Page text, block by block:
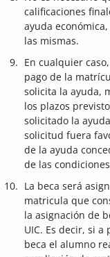
calificaciones
ayuda
las mismas.
En cualquier
pago de la
solicita la ayuda,
los plazos
solicitado la
solicitud fuera
de la ayuda
de las
La beca será
matricula que
la asignación de
UIC. Es decir, si
beca el alumno